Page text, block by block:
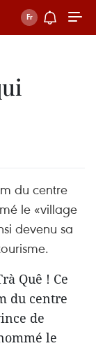
du centre
le «village
devenu sa
Quê ! Ce
du centre
de
le